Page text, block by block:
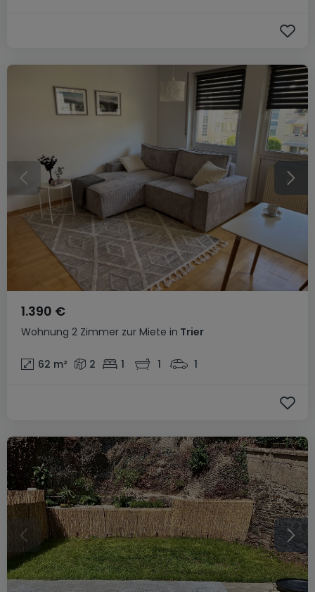
Wohnung 2 Zimmer zur Miete in Trier
1.390 €
62 m² 2 1 1 1